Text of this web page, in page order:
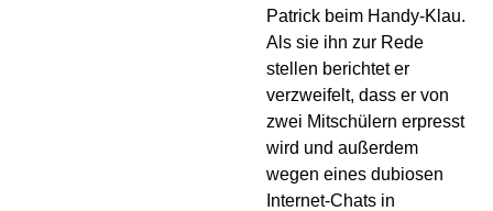
Patrick beim Handy-Klau.
Als sie ihn zur Rede
stellen berichtet er
verzweifelt, dass er von
zwei Mitschülern erpresst
wird und außerdem
wegen eines dubiosen
Internet-Chats in